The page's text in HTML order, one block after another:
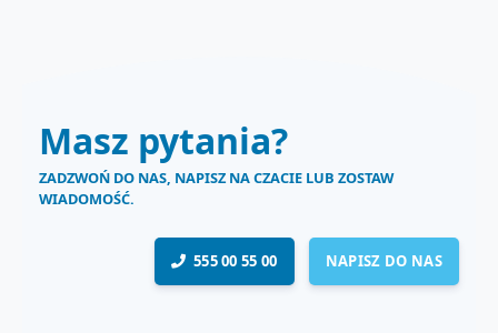
Masz pytania?
ZADZWOŃ DO NAS, NAPISZ NA CZACIE LUB ZOSTAW
WIADOMOŚĆ.
555 00 55 00 NAPISZ DO NAS